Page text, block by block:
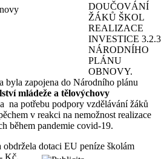
DOUČOVÁNÍ
ŽÁKŮ ŠKOL
REALIZACE
INVESTICE 3.2.3
NÁRODNÍHO
PLÁNU
OBNOVY.
byla zapojena do Národního plánu
mládeže a tělovýchovy
na potřebu podpory vzdělávání žáků
v reakci na nemožnost realizace
během pandemie covid-19.
obdržela dotaci EU peníze školám
Kč.